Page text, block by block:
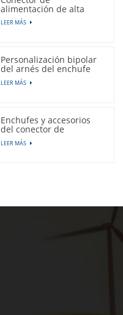
alimentación de alta
corriente de la carretilla
elevadora eléctrica
LEER MÁS
Personalización bipolar
del arnés del enchufe
del conector de la
batería del vehículo
LEER MÁS
Enchufes y accesorios
del conector de
alimentación de batería
de litio
LEER MÁS